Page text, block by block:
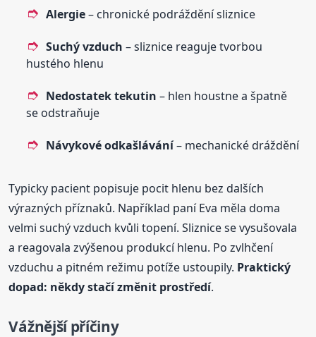
Alergie– chronické podráždění sliznice
Suchý vzduch – sliznice reaguje tvorbou
hustého hlenu
Nedostatek tekutin – hlen houstne a špatně
se odstraňuje
Návykové odkašlávání– mechanické dráždění
Typicky pacient popisuje pocit hlenu bez dalších
výrazných příznaků. Například paní Eva měla doma
velmi suchý vzduch kvůli topení. Sliznice se vysušovala
a reagovala zvýšenou produkcí hlenu. Po zvlhčení
vzduchu a pitném režimu potíže ustoupily. Praktický
dopad: někdy stačí změnit prostředí.
Vážnější příčiny